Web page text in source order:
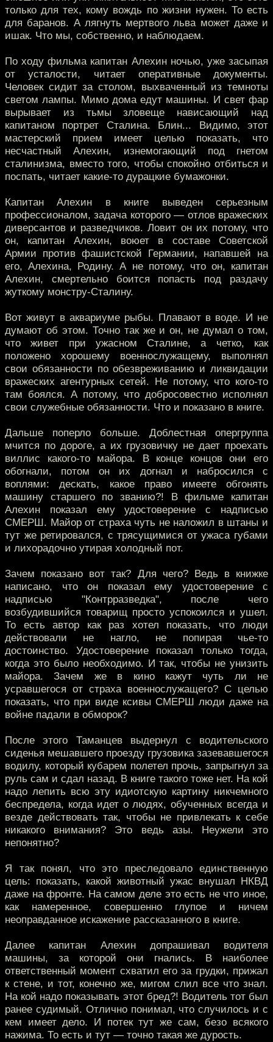
только для тех, кому вождь по жизни нужен. То есть
для баранов. А лягнуть мертвого льва может даже и
ишак. Что мы, собственно, и наблюдаем.
По ходу фильма капитан Алехин ночью, уже засыпая
от усталости, читает оперативные документы.
Человек сидит за столом, выхваченный из темноты
светом лампы. Мимо дома едут машины. И свет фар
вырывает из тьмы зловеще нависающий над
капитаном портрет Сталина. Блин... Видимо, этот
мастерский прием имеет целью показать, что
несчастный Алехин, изнемогающий под гнетом
сталинизма, вместо того, чтобы спокойно отбиться и
поспать, читает какие-то дурацкие бумажонки.
Капитан Алехин в книге выведен серьезным
профессионалом, задача которого — отлов вражеских
диверсантов и разведчиков. Ловит он их потому, что
он, капитан Алехин, воюет в составе Советской
Армии против фашистской Германии, напавшей на
его, Алехина, Родину. А не потому, что он, капитан
Алехин, смертельно боится попасть под раздачу
жуткому монстру-Сталину.
Вот живут в аквариуме рыбы. Плавают в воде. И не
думают об этом. Точно так же и он, не думал о том,
что живет при ужасном Сталине, а четко, как
положено хорошему военнослужащему, выполнял
свои обязанности по обезвреживанию и ликвидации
вражеских агентурных сетей. Не потому, что кого-то
там боялся. А потому, что добросовестно исполнял
свои служебные обязанности. Что и показано в книге.
Дальше поперло больше. Доблестная опергруппа
мчится по дороге, а их грузовичку не дает проехать
виллис какого-то майора. В конце концов они его
обогнали, потом он их догнал и набросился с
воплями: дескать, какое право имеете обгонять
машину старшего по званию?! В фильме капитан
Алехин показал ему удостоверение с надписью
СМЕРШ. Майор от страха чуть не наложил в штаны и
тут же ретировался, с трясущимися от ужаса губами
и лихорадочно утирая холодный пот.
Зачем показано вот так? Для чего? Ведь в книжке
написано, что он показал ему удостоверение с
надписью "Контрразведка", после чего
возбудившийся товарищ просто успокоился и ушел.
То есть автор как раз хотел показать, что люди
действовали не нагло, не попирая чье-то
достоинство. Удостоверение показал только тогда,
когда это было необходимо. И так, чтобы не унизить
майора. Зачем же в кино кажут чуть ли не
усравшегося от страха военнослужащего? С целью
показать, что при виде ксивы СМЕРШ люди даже на
войне падали в обморок?
После этого Таманцев выдернул с водительского
сиденья мешавшего проезду грузовика зазевавшегося
водилу, который кубарем полетел прочь, запрыгнул за
руль сам и сдал назад. В книге такого тоже нет. На кой
надо лепить всю эту идиотскую картину никчемного
беспредела, когда идет о людях, обученных всегда и
везде действовать так, чтобы не привлекать к себе
никакого внимания? Это ведь азы. Неужели это
непонятно?
Я так понял, что это преследовало единственную
цель: показать, какой животный ужас внушал НКВД
даже на фронте. На самом деле это есть не что иное,
как намеренное, совершенно глупое и ничем
неоправданное искажение рассказанного в книге.
Далее капитан Алехин допрашивал водителя
машины, за которой они гнались. В наиболее
ответственный момент схватил его за грудки, прижал
к стене, и тот, конечно же, мигом слил все что знал.
На кой надо показывать этот бред?! Водитель тот был
ранее судимый. Отлично понимал, что случилось и с
кем имеет дело. И потек тут же сам, безо всякого
нажима. То есть и тут — точно такая же дурость.